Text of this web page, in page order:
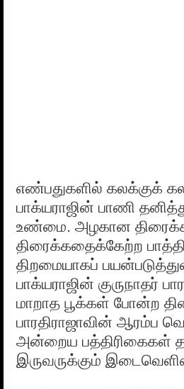
எண்பதுகளில் கலக்குக்
பாக்யராஜின் பாணி
உண்மை. அழகான
திரைக்கதைக்கேற்ற
திறமையாகப்
பாக்யராஜின் குருநாதர்
மாறாத பூக்கள் போன்ற
பாரதிராஜாவின் ஆரம்ப
அன்றைய பத்திரிகைகள்
இருவருக்கும்